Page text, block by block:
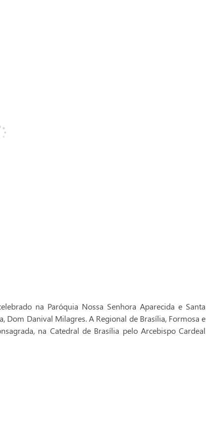
na Paróquia Nossa Senhora Aparecida e Santa
Dom Danival Milagres. A Regional de Brasília, Formosa e
na Catedral de Brasília pelo Arcebispo Cardeal